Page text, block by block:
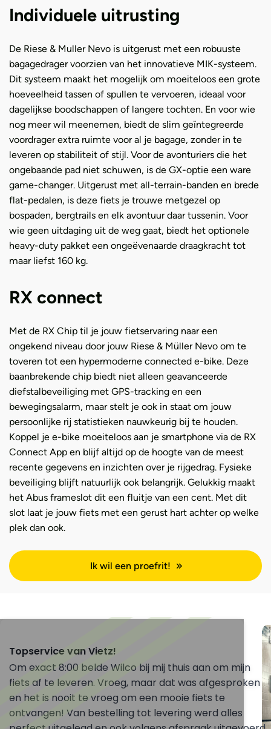
Individuele uitrusting
De Riese & Muller Nevo is uitgerust met een robuuste
bagagedrager voorzien van het innovatieve MIK-systeem.
Dit systeem maakt het mogelijk om moeiteloos een grote
hoeveelheid tassen of spullen te vervoeren, ideaal voor
dagelijkse boodschappen of langere tochten. En voor wie
nog meer wil meenemen, biedt de slim geïntegreerde
voordrager extra ruimte voor al je bagage, zonder in te
leveren op stabiliteit of stijl. Voor de avonturiers die het
ongebaande pad niet schuwen, is de GX-optie een ware
game-changer. Uitgerust met all-terrain-banden en brede
flat-pedalen, is deze fiets je trouwe metgezel op
bospaden, bergtrails en elk avontuur daar tussenin. Voor
wie geen uitdaging uit de weg gaat, biedt het optionele
heavy-duty pakket een ongeëvenaarde draagkracht tot
maar liefst 160 kg.
RX connect
Met de RX Chip til je jouw fietservaring naar een
ongekend niveau door jouw Riese & Müller Nevo om te
toveren tot een hypermoderne connected e-bike. Deze
baanbrekende chip biedt niet alleen geavanceerde
diefstalbeveiliging met GPS-tracking en een
bewegingsalarm, maar stelt je ook in staat om jouw
persoonlijke rij statistieken nauwkeurig bij te houden.
Koppel je e-bike moeiteloos aan je smartphone via de RX
Connect App en blijf altijd op de hoogte van de meest
recente gegevens en inzichten over je rijgedrag. Fysieke
beveiliging blijft natuurlijk ook belangrijk. Gelukkig maakt
het Abus frameslot dit een fluitje van een cent. Met dit
slot laat je jouw fiets met een gerust hart achter op welke
plek dan ook.
Ik wil een proefrit!
Topservice van Vietz!
Om exact 8:00 belde Wilco bij mij thuis aan om mijn
fiets af te leveren. Vroeg, maar dat was afgesproken
en het is nooit te vroeg om een mooie fiets te
ontvangen! Van bestelling tot levering werd alles